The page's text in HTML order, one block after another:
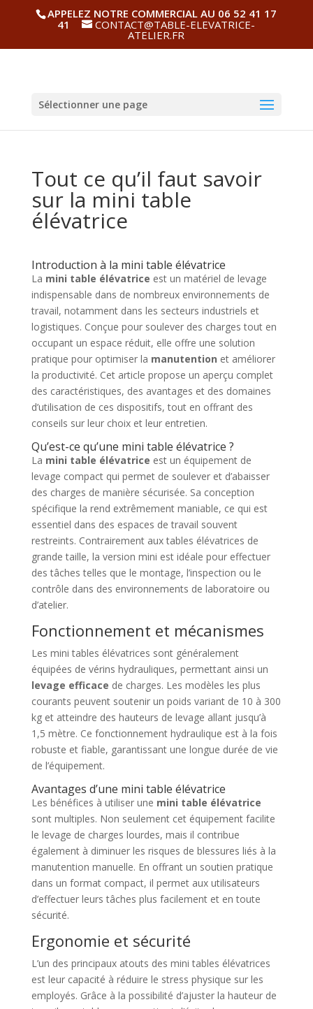
APPELEZ NOTRE COMMERCIAL AU 06 52 41 17
41
CONTACT@TABLE-ELEVATRICE-
ATELIER.FR
Sélectionner une page
Tout ce qu’il faut savoir
sur la mini table
élévatrice
Introduction à la mini table élévatrice
La mini table élévatrice est un matériel de levage
indispensable dans de nombreux environnements de
travail, notamment dans les secteurs industriels et
logistiques. Conçue pour soulever des charges tout en
occupant un espace réduit, elle offre une solution
pratique pour optimiser la manutention et améliorer
la productivité. Cet article propose un aperçu complet
des caractéristiques, des avantages et des domaines
d’utilisation de ces dispositifs, tout en offrant des
conseils sur leur choix et leur entretien.
Qu’est-ce qu’une mini table élévatrice ?
La mini table élévatrice est un équipement de
levage compact qui permet de soulever et d’abaisser
des charges de manière sécurisée. Sa conception
spécifique la rend extrêmement maniable, ce qui est
essentiel dans des espaces de travail souvent
restreints. Contrairement aux tables élévatrices de
grande taille, la version mini est idéale pour effectuer
des tâches telles que le montage, l’inspection ou le
contrôle dans des environnements de laboratoire ou
d’atelier.
Fonctionnement et mécanismes
Les mini tables élévatrices sont généralement
équipées de vérins hydrauliques, permettant ainsi un
levage efficace de charges. Les modèles les plus
courants peuvent soutenir un poids variant de 10 à 300
kg et atteindre des hauteurs de levage allant jusqu’à
1,5 mètre. Ce fonctionnement hydraulique est à la fois
robuste et fiable, garantissant une longue durée de vie
de l’équipement.
Avantages d’une mini table élévatrice
Les bénéfices à utiliser une mini table élévatrice
sont multiples. Non seulement cet équipement facilite
le levage de charges lourdes, mais il contribue
également à diminuer les risques de blessures liés à la
manutention manuelle. En offrant un soutien pratique
dans un format compact, il permet aux utilisateurs
d’effectuer leurs tâches plus facilement et en toute
sécurité.
Ergonomie et sécurité
L’un des principaux atouts des mini tables élévatrices
est leur capacité à réduire le stress physique sur les
employés. Grâce à la possibilité d’ajuster la hauteur de